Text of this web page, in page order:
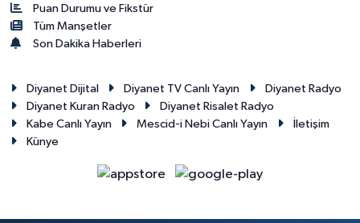
Puan Durumu ve Fikstür
Tüm Manşetler
Son Dakika Haberleri
Diyanet Dijital Diyanet TV Canlı Yayın
Diyanet Radyo
Diyanet Kuran Radyo
Diyanet Risalet Radyo
Kabe Canlı Yayın
Mescid-i Nebi Canlı Yayın
İletişim
Künye
Isparta Müftülüğü
İstanbul Müftülüğü
İzmir Müftülüğü
Kahramanmaraş Müftülüğü